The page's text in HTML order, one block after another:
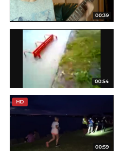
00:39
00:54
HD
00:59